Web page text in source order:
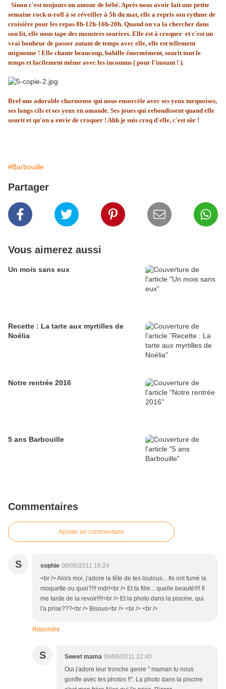
Sinon c'est toujours un amour de bébé. Après nous avoir fait une petite
semaine rock-n-roll à se réveiller à 5h du mat, elle a repris son rythme de
croisière pour les repas 8h-12h-16h-20h. Quand on va la chercher dans
son lit, elle nous tape des monstres sourires. Elle est à croquer et c'est un
vrai bonheur de passer autant de temps avec elle, elle est tellement
mignonne ! Elle chante beaucoup, babille énormément, sourit tout le
temps et facilement même avec les inconnus ( pour l'instant ! ).
Bref une adorable charmeuse qui nous ensorcèle avec ses yeux turquoises,
ses longs cils et ses yeux en amande. Ses joues qui rebondissent quand elle
sourit et qu'on a envie de croquer ! Ahh je suis croq d'elle, c'est sûr !
#Barbouille
Partager
Vous aimerez aussi
Un mois sans eux
Recette : La tarte aux myrtilles de
Noélia
Notre rentrée 2016
5 ans Barbouille
Commentaires
Ajouter un commentaire
S sophie 08/06/2011 16:24
<br /> Alors moi, j'adore la tête de tes loulous... Ils ont fumé la
moquette ou quoi?!!! mdr!<br /> Et ta fille... quelle beauté!!!! Il
me tarde de la revoir!!!!<br /> Et la photo dans la piscine, qui
l'a prise???<br /> Bisous<br /> <br /> <br />
Répondre
S Sweet mama 09/06/2011 22:40
Oui j'adore leur tronche genre " maman tu nous
gonfle avec tes photos !!". La photo dans la piscine